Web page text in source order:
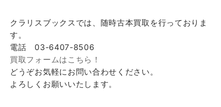
クラリスブックスでは、随時古本買取を行っておりま
す。
電話 03-6407-8506
買取フォームはこちら！
どうぞお気軽にお問い合わせください。
よろしくお願いいたします。